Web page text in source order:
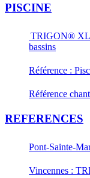
PISCINE
TRIGON® XL
bassins
Référence :
Référence
REFERENCES
Pont-Sainte-
Vincennes :